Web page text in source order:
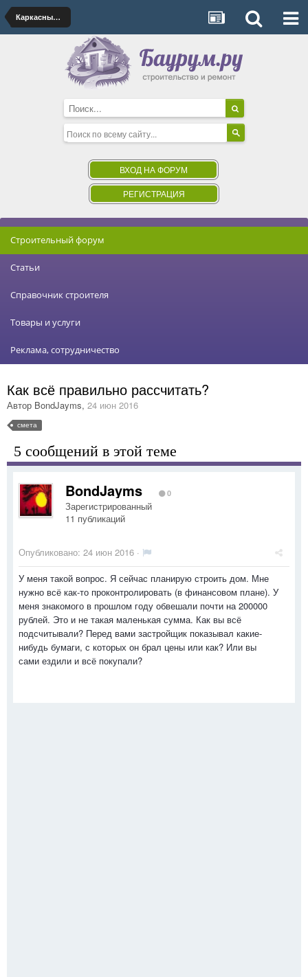
Каркасные дома
ВХОД НА ФОРУМ
РЕГИСТРАЦИЯ
Строительный форум
Статьи
Справочник строителя
Товары и услуги
Реклама, сотрудничество
Как всё правильно рассчитать?
Автор BondJayms, 24 июн 2016
смета
5 сообщений в этой теме
BondJayms 0
Зарегистрированный
11 публикаций
Опубликовано: 24 июн 2016 ·
У меня такой вопрос. Я сейчас планирую строить дом. Мне
нужно всё как-то проконтролировать (в финансовом плане). У
меня знакомого в прошлом году обвешали почти на 200000
рублей. Это и не такая маленькая сумма. Как вы всё
подсчитывали? Перед вами застройщик показывал какие-
нибудь бумаги, с которых он брал цены или как? Или вы
сами ездили и всё покупали?